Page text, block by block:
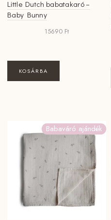
Little Dutch babatakaró –
Baby Bunny
15690 Ft
KOSÁRBA
Babaváró ajándék